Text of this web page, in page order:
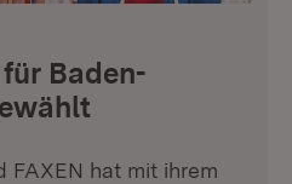
Baden-
FAXEN hat mit ihrem